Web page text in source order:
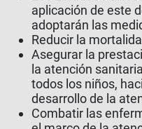
aplicación de este
adoptarán las
Reducir la
Asegurar la
la atención
todos los niños,
desarrollo de la
Combatir las